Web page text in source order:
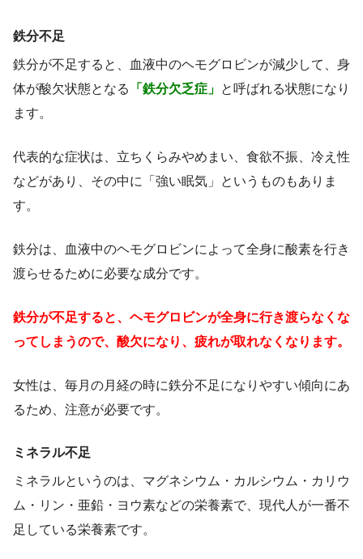
鉄分不足
鉄分が不足すると、血液中のヘモグロビンが減少して、身
体が酸欠状態となる
「鉄分欠乏症」 と呼ばれる状態になり
ます。
代表的な症状は、立ちくらみやめまい、食欲不振、冷え性
などがあり、その中に「強い眠気」というものもありま
す。
鉄分は、血液中のヘモグロビンによって全身に酸素を行き
渡らせるために必要な成分です。
鉄分が不足すると、ヘモグロビンが全身に行き渡らなくな
ってしまうので、酸欠になり、疲れが取れなくなります。
女性は、毎月の月経の時に鉄分不足になりやすい傾向にあ
るため、注意が必要です。
ミネラル不足
ミネラルというのは、マグネシウム・カルシウム・カリウ
ム・リン・亜鉛・ヨウ素などの栄養素で、現代人が一番不
足している栄養素です。